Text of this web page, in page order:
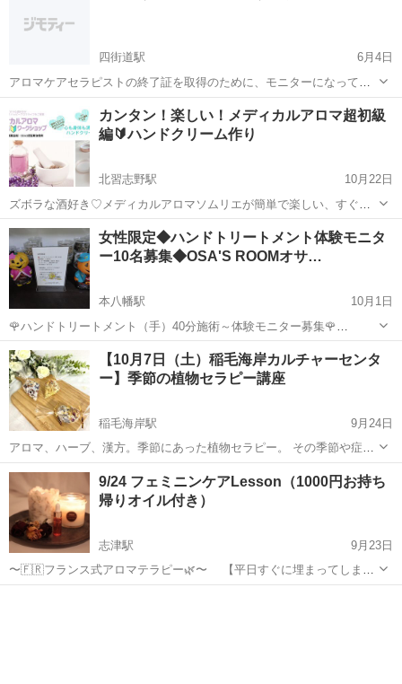
四街道駅
6月4日
アロマケアセラピストの終了証を取得のために、モニターになってい
ただける方を募集中！ ８本のアロマオイルを使った癒しケア体験♡ 揉
みほぐしでもなく、リンパマッサージでもない、ソフトタッチでアロ
マオイルを背中から浸透させるリ...
四街道駅
カンタン！楽しい！メディカルアロマ超初級
編🔰ハンドクリーム作り
北習志野駅
10月22日
ズボラな酒好き♡メディカルアロマソムリエが簡単で楽しい、すぐに
生活に取り入れられるハッピーアロマをご提案します♪ 【開催日時】 3
月11日 13:00 3月18日 13:00 所要時間 90分 【開催場所】 ...
千葉 船橋市 北習志野駅 アロマ ハンドクリーム
女性限定◆ハンドトリートメント体験モニタ
ー10名募集◆OSA'S ROOMオサ…
本八幡駅
10月1日
🌹ハンドトリートメント（手）40分施術～体験モニター募集🌹
💛女性限定になります！ 受付日：10月1日（日）～ 内
容：アンケートに ご協力頂ける方 価格500円（税込）➡通
常3,000円です...
千葉 市川市 本八幡駅 アロマ ハンド
【10月7日（土）稲毛海岸カルチャーセンタ
ー】季節の植物セラピー講座
稲毛海岸駅
9月24日
アロマ、ハーブ、漢方。季節にあった植物セラピー。 その季節や症状
に合わせた植物の力を体験しませんか？ アロマの得意な分野、ハーブ
の得意な事、 漢方（養生）の得意な点をうまく活用しながら ...
千葉 千葉市 カルチャーセンター
9/24 フェミニンケアLesson（1000円お持ち
帰りオイル付き）
志津駅
9月23日
〜🇫🇷フランス式アロマテラピー🌿〜 【平日すぐに埋まってしまう
フェミニンケアLesson、初めての休日開催です♬💫】 9/24 （日）10